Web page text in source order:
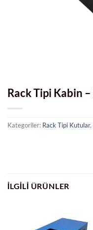
Rack Tipi Kabin –
Kategoriler: Rack Tipi Kutular,
İLGILI ÜRÜNLER